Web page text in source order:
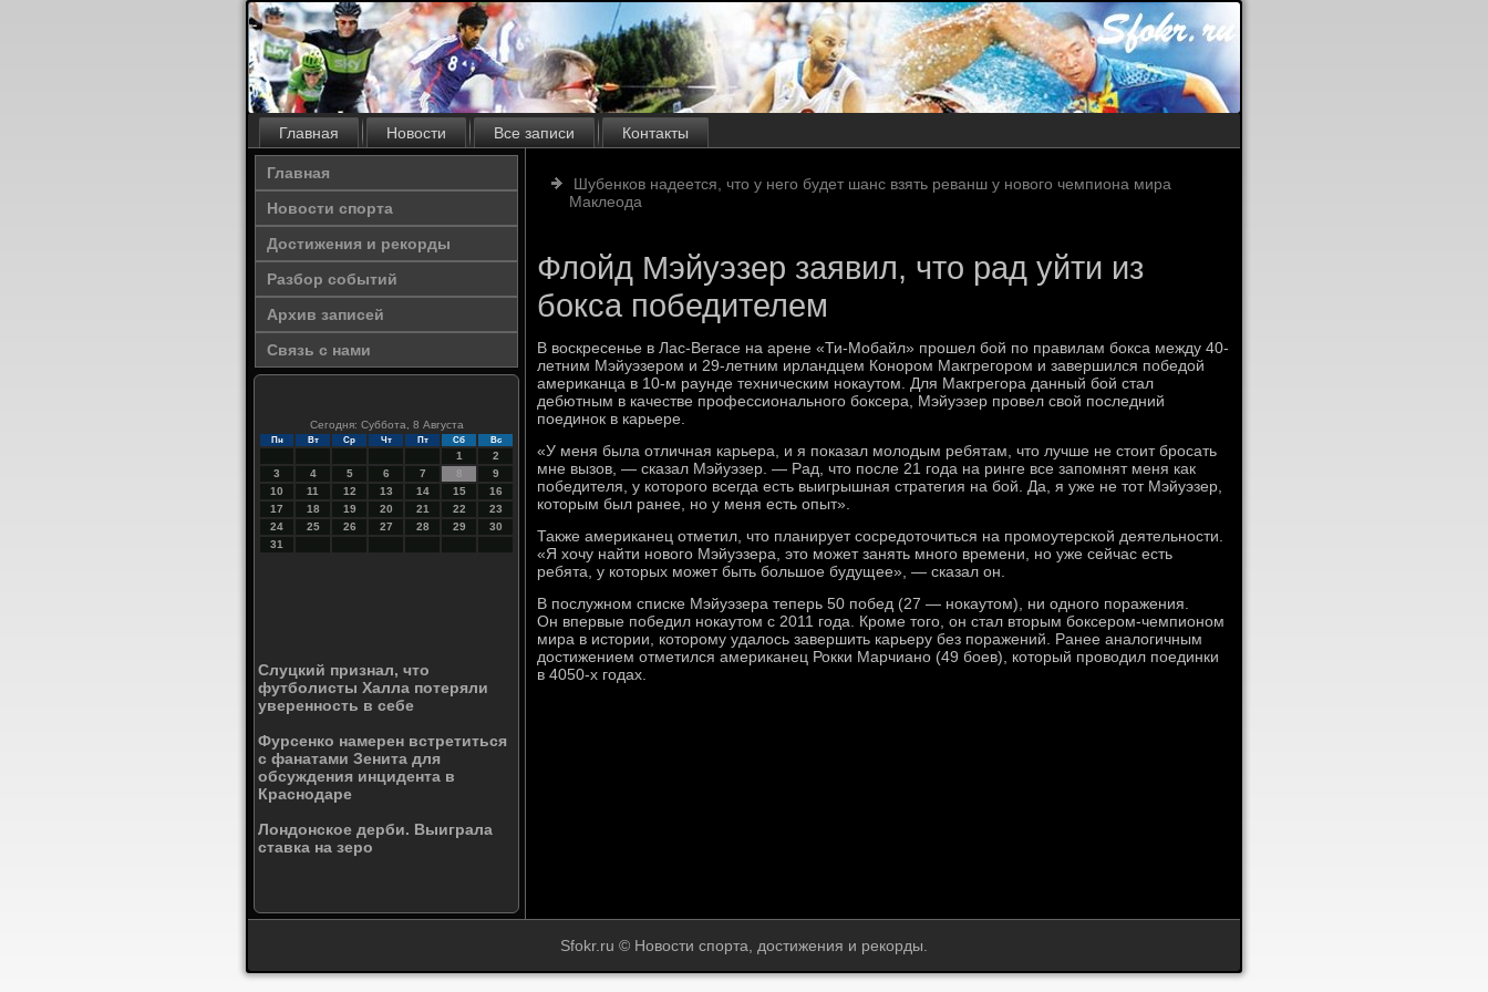
Главная Новости Все записи Контакты
Главная
Новости спорта
Достижения и рекорды
Разбор событий
Архив записей
Связь с нами
Сегодня: Суббота, 8 Августа
Пн Вт Ср Чт Пт Сб Вс
1
2
3
4 5 6 7 8
9
10
11 12 13 14 15
16
17
18 19 20 21 22
23
24
25 26 27 28 29
30
31
Слуцкий признал, что
футболисты Халла потеряли
уверенность в себе
Фурсенко намерен встретиться
с фанатами Зенита для
обсуждения инцидента в
Краснодаре
Лондонское дерби. Выиграла
ставка на зеро
Шубенков надеется, что у него будет шанс взять реванш у нового чемпиона мира
Маклеода
Флойд Мэйуэзер заявил, что рад уйти из
бокса победителем
В воскресенье в Лас-Вегасе на арене «Ти-Мобайл» прошел бой по правилам бокса между 40-
летним Мэйуэзером и 29-летним ирландцем Конором Макгрегором и завершился победой
американца в 10-м раунде техническим нокаутом. Для Макгрегора данный бой стал
дебютным в качестве профессионального боксера, Мэйуэзер провел свой последний
поединок в карьере.
«У меня была отличная карьера, и я показал молодым ребятам, что лучше не стоит бросать
мне вызов, — сказал Мэйуэзер. — Рад, что после 21 года на ринге все запомнят меня как
победителя, у которого всегда есть выигрышная стратегия на бой. Да, я уже не тот Мэйуэзер,
которым был ранее, но у меня есть опыт».
Также американец отметил, что планирует сосредоточиться на промоутерской деятельности.
«Я хочу найти нового Мэйуэзера, это может занять много времени, но уже сейчас есть
ребята, у которых может быть большое будущее», — сказал он.
В послужном списке Мэйуэзера теперь 50 побед (27 — нокаутом), ни одного поражения.
Он впервые победил нокаутом с 2011 года. Кроме того, он стал вторым боксером-чемпионом
мира в истории, которому удалось завершить карьеру без поражений. Ранее аналогичным
достижением отметился американец Рокки Марчиано (49 боев), который проводил поединки
в 4050-х годах.
Sfokr.ru © Новости спорта, достижения и рекорды.